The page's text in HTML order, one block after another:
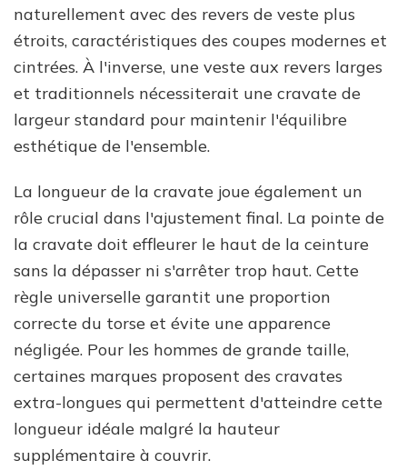
naturellement avec des revers de veste plus
étroits, caractéristiques des coupes modernes et
cintrées. À l'inverse, une veste aux revers larges
et traditionnels nécessiterait une cravate de
largeur standard pour maintenir l'équilibre
esthétique de l'ensemble.
La longueur de la cravate joue également un
rôle crucial dans l'ajustement final. La pointe de
la cravate doit effleurer le haut de la ceinture
sans la dépasser ni s'arrêter trop haut. Cette
règle universelle garantit une proportion
correcte du torse et évite une apparence
négligée. Pour les hommes de grande taille,
certaines marques proposent des cravates
extra-longues qui permettent d'atteindre cette
longueur idéale malgré la hauteur
supplémentaire à couvrir.